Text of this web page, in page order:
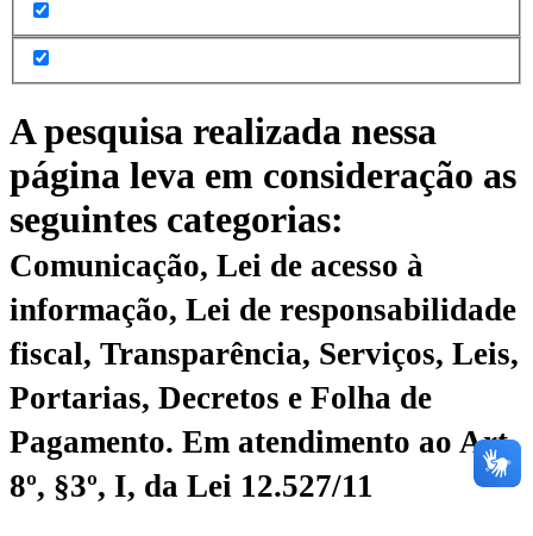
A pesquisa realizada nessa
página leva em consideração as
seguintes categorias:
Comunicação, Lei de acesso à
informação, Lei de responsabilidade
fiscal, Transparência, Serviços, Leis,
Portarias, Decretos e Folha de
Pagamento. Em atendimento ao Art.
8º, §3º, I, da Lei 12.527/11